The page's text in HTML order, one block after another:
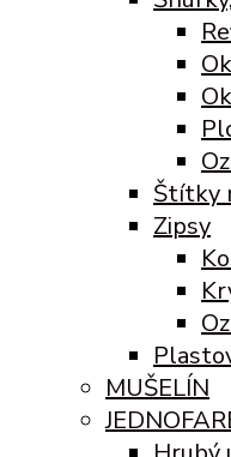
Štítky
Zipsy
MUŠELÍN